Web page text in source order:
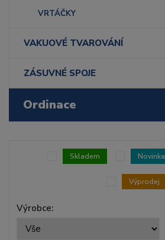
VRTÁČKY
VAKUOVÉ TVAROVÁNÍ
ZÁSUVNÉ SPOJE
Ordinace
Výrobce:
Skladem Novinka
Výprodej